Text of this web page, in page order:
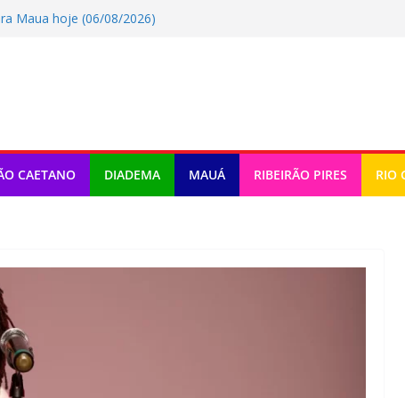
Maua hoje (06/08/2026)
Rio Grande Da Serra hoje
Ribeirao Pires hoje (06/08/2026)
CAETANO DIADEMA MAUÁ RIBEIRÃO PIRES RIO